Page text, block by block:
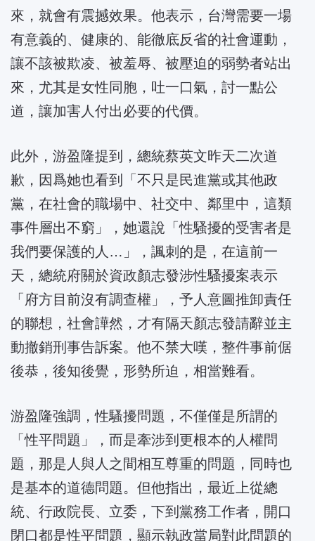
來，就會有震撼效果。他表示，台灣需要一場
有意義的、健康的、能徹底反省的社會運動，
讓不該被欺凌、被羞辱、被壓迫的弱勢者站出
來，尤其是女性同胞，吐一口氣，討一點公
道，讓加害人付出必要的代價。
此外，游盈隆提到，總統蔡英文昨天二次道
歉，因爲她也看到「不只是民進黨或其他政
黨，在社會的職場中、社交中、鄰里中，這類
事件層出不窮」，她還說「性騷擾的受害者是
我們要保護的人…」，諷刺的是，在這前一
天，總統府關於資政顏志發涉性騷擾案表示
「府方目前沒有調查權」，予人意圖推卸責任
的聯想，社會譁然，才有隔天顏志發請辭並主
動撤銷刑事告訴案。他不禁大嘆，整件事前倨
後恭，後知後覺，形勢所迫，相當難看。
游盈隆強調，性騷擾問題，不僅僅是所謂的
「性平問題」，而是牽涉到更根本的人權問
題，那是人與人之間相互尊重的問題，同時也
是基本的道德問題。但他指出，最近上從總
統、行政院長、立委，下到黨務工作者，開口
閉口都是性平問題，顯示執政當局對此問題的